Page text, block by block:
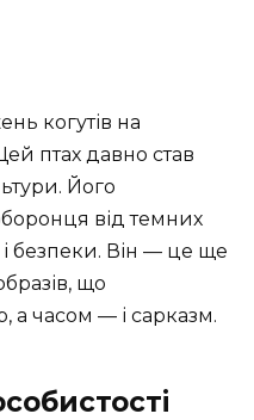
когутів на
птах давно став
Його
від темних
безпеки. Він — це ще
що
а часом — і сарказм.